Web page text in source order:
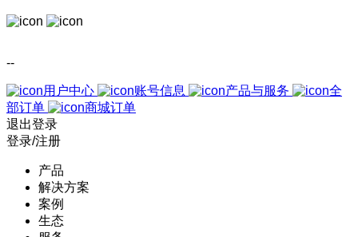
--
用户中心 账号信息 产品与服务
全
部订单
商城订单
退出登录
登录/注册
产品
解决方案
案例
生态